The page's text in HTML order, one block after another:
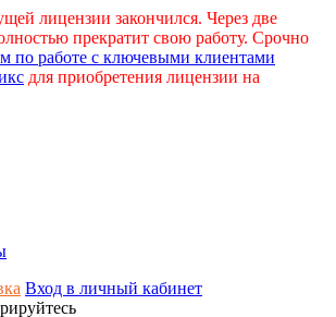
лицензии закончился. Через две
прекратит свою работу. Срочно
по работе с ключевыми клиентами
для приобретения лицензии на
Вход в личный кабинет